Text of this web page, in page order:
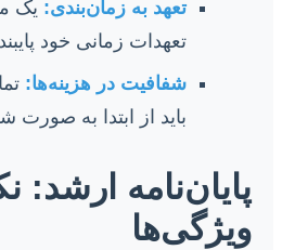
تعهد به زمان‌بندی: یک
تعهدات زمانی خود
شفافیت در هزینه‌ها:
باید از ابتدا به صورت
پایان‌نامه ارشد:
ویژگی‌ها